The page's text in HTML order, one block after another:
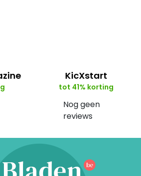
KicXstart
tot 41% korting
Nog geen
reviews